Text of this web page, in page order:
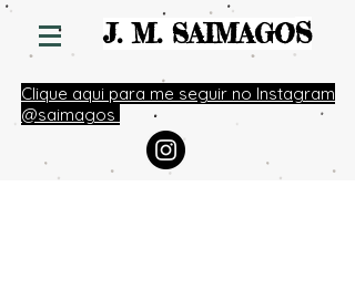
J. M. SAIMAGOS
Clique aqui para me seguir no Instagram
@saimagos